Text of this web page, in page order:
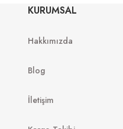
MU 04ZS
KURUMSAL
Hakkımızda
Blog
İletişim